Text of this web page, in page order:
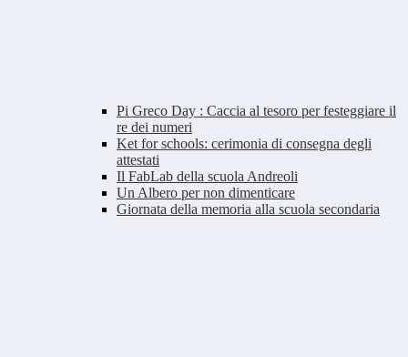
Pi Greco Day : Caccia al tesoro per festeggiare il
re dei numeri
Ket for schools: cerimonia di consegna degli
attestati
Il FabLab della scuola Andreoli
Un Albero per non dimenticare
Giornata della memoria alla scuola secondaria